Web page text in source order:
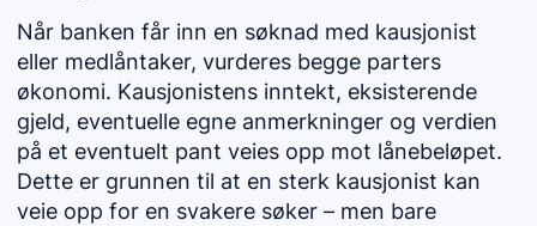
Når banken får inn en søknad med kausjonist
eller medlåntaker, vurderes begge parters
økonomi. Kausjonistens inntekt, eksisterende
gjeld, eventuelle egne anmerkninger og verdien
på et eventuelt pant veies opp mot lånebeløpet.
Dette er grunnen til at en sterk kausjonist kan
veie opp for en svakere søker – men bare